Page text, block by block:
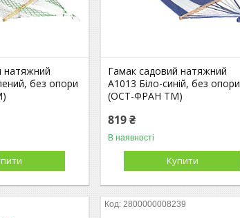
натяжний
без опори
Гамак садовий натяжний
А1013 Біло-синій, без опори
(ОСТ-ФРАН ТМ)
819 ₴
В наявності
Купити
2800000008239